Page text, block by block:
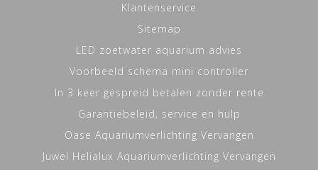
Klantenservice
Sitemap
LED zoetwater aquarium advies
Voorbeeld schema mini controller
In 3 keer gespreid betalen zonder rente
Garantiebeleid, service en hulp
Oase Aquariumverlichting Vervangen
Juwel Helialux Aquariumverlichting Vervangen